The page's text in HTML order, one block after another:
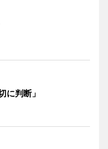
に判断」